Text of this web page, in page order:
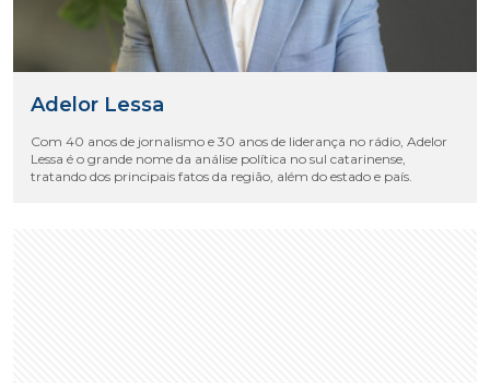
Adelor Lessa
Com 40 anos de jornalismo e 30 anos de liderança no rádio, Adelor
Lessa é o grande nome da análise política no sul catarinense,
tratando dos principais fatos da região, além do estado e país.